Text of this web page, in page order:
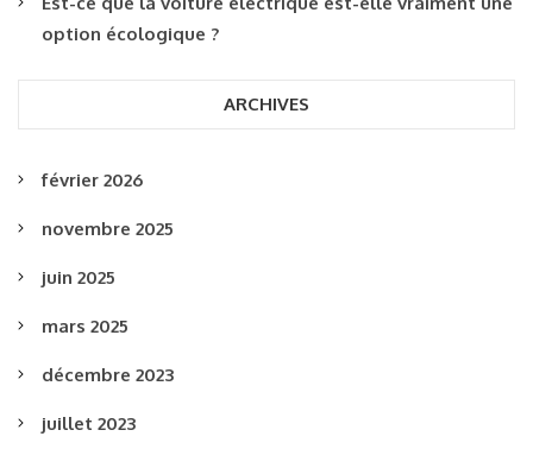
option écologique ?
ARCHIVES
février 2026
novembre 2025
juin 2025
mars 2025
décembre 2023
juillet 2023